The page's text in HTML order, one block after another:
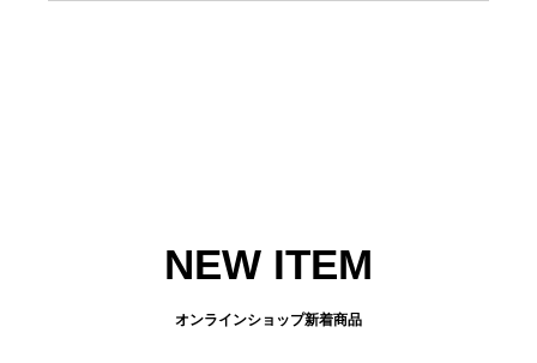
NEW ITEM
オンラインショップ新着商品